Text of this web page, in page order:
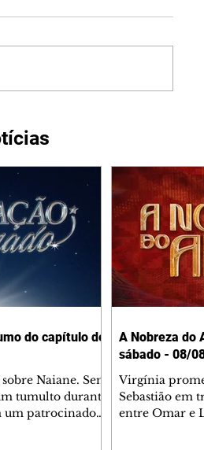
do capítulo de
Naiane. Sem
tumulto durante
um patrocinador.
A Nobreza do
sábado - 08/
Virgínia
Sebastião em
entre Omar e